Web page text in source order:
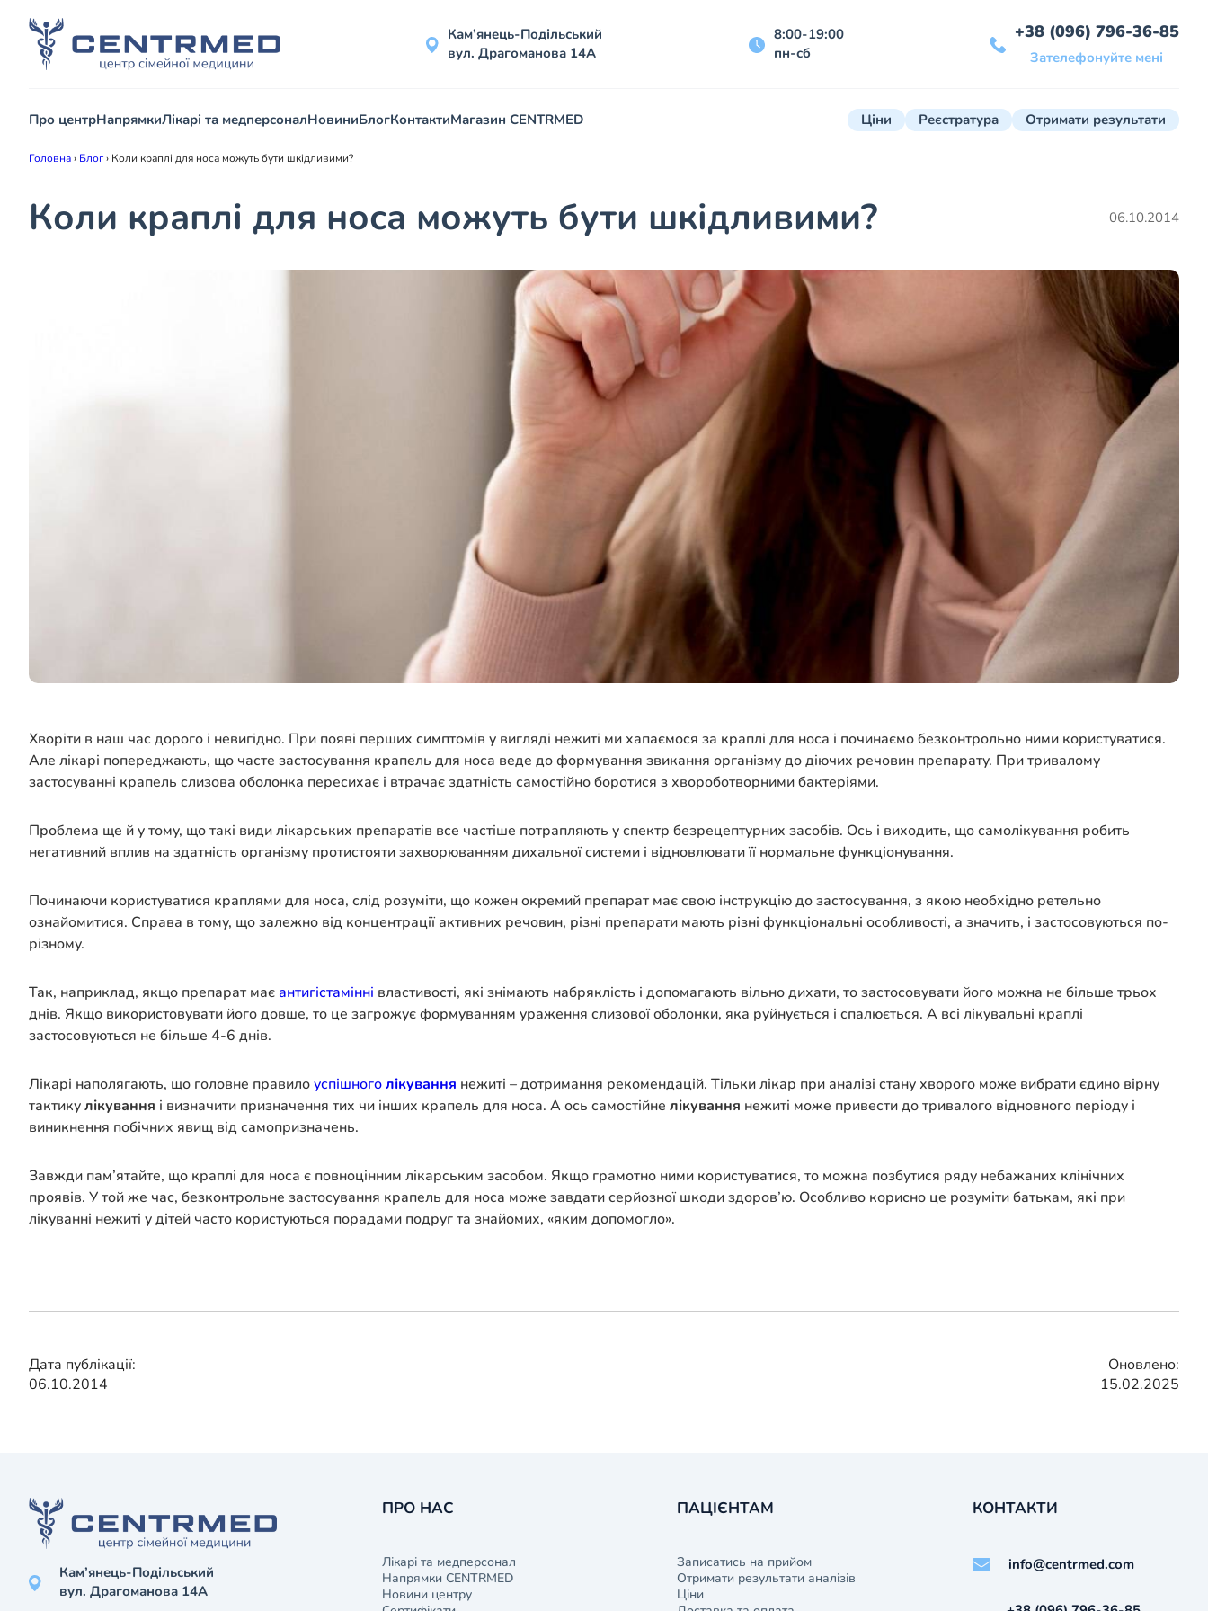
Кам’янець-Подільський
вул. Драгоманова 14А
8:00-19:00
пн-сб
+38 (096) 796-36-85
Зателефонуйте мені
Про центрНапрямкиЛікарі та медперсоналНовиниБлогКонтактиМагазин CENTRMED Ціни Реєстратура Отримати результати
Головна› Блог› Коли краплі для носа можуть бути шкідливими?
Коли краплі для носа можуть бути шкідливими? 06.10.2014
Хворіти в наш час дорого і невигідно. При появі перших симптомів у вигляді нежиті ми хапаємося за краплі для носа і починаємо безконтрольно ними користуватися.
Але лікарі попереджають, що часте застосування крапель для носа веде до формування звикання організму до діючих речовин препарату. При тривалому
застосуванні крапель слизова оболонка пересихає і втрачає здатність самостійно боротися з хвороботворними бактеріями.
Проблема ще й у тому, що такі види лікарських препаратів все частіше потрапляють у спектр безрецептурних засобів. Ось і виходить, що самолікування робить
негативний вплив на здатність організму протистояти захворюванням дихальної системи і відновлювати її нормальне функціонування.
Починаючи користуватися краплями для носа, слід розуміти, що кожен окремий препарат має свою інструкцію до застосування, з якою необхідно ретельно
ознайомитися. Справа в тому, що залежно від концентрації активних речовин, різні препарати мають різні функціональні особливості, а значить, і застосовуються по-
різному.
Так, наприклад, якщо препарат має антигістамінні властивості, які знімають набряклість і допомагають вільно дихати, то застосовувати його можна не більше трьох
днів. Якщо використовувати його довше, то це загрожує формуванням ураження слизової оболонки, яка руйнується і спалюється. А всі лікувальні краплі
застосовуються не більше 4-6 днів.
Лікарі наполягають, що головне правилоуспішноголікування нежиті – дотримання рекомендацій. Тільки лікар при аналізі стану хворого може вибрати єдино вірну
тактикулікування і визначити призначення тих чи інших крапель для носа. А ось самостійне лікування нежиті може привести до тривалого відновного періоду і
виникнення побічних явищ від самопризначень.
Завжди пам’ятайте, що краплі для носа є повноцінним лікарським засобом. Якщо грамотно ними користуватися, то можна позбутися ряду небажаних клінічних
проявів. У той же час, безконтрольне застосування крапель для носа може завдати серйозної шкоди здоров’ю. Особливо корисно це розуміти батькам, які при
лікуванні нежиті у дітей часто користуються порадами подруг та знайомих, «яким допомогло».
Дата публікації:
06.10.2014
Оновлено:
15.02.2025
Кам’янець-Подільський
вул. Драгоманова 14А
ПРО НАС
Лікарі та медперсонал
Напрямки CENTRMED
Новини центру
ПАЦІЄНТАМ
Записатись на прийом
Отримати результати аналізів
Ціни
КОНТАКТИ
info@centrmed.com